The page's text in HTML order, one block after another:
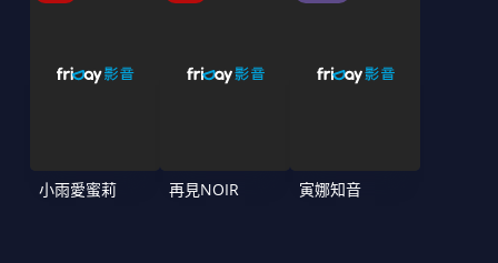
小雨愛蜜莉 再見NOIR 寅娜知音